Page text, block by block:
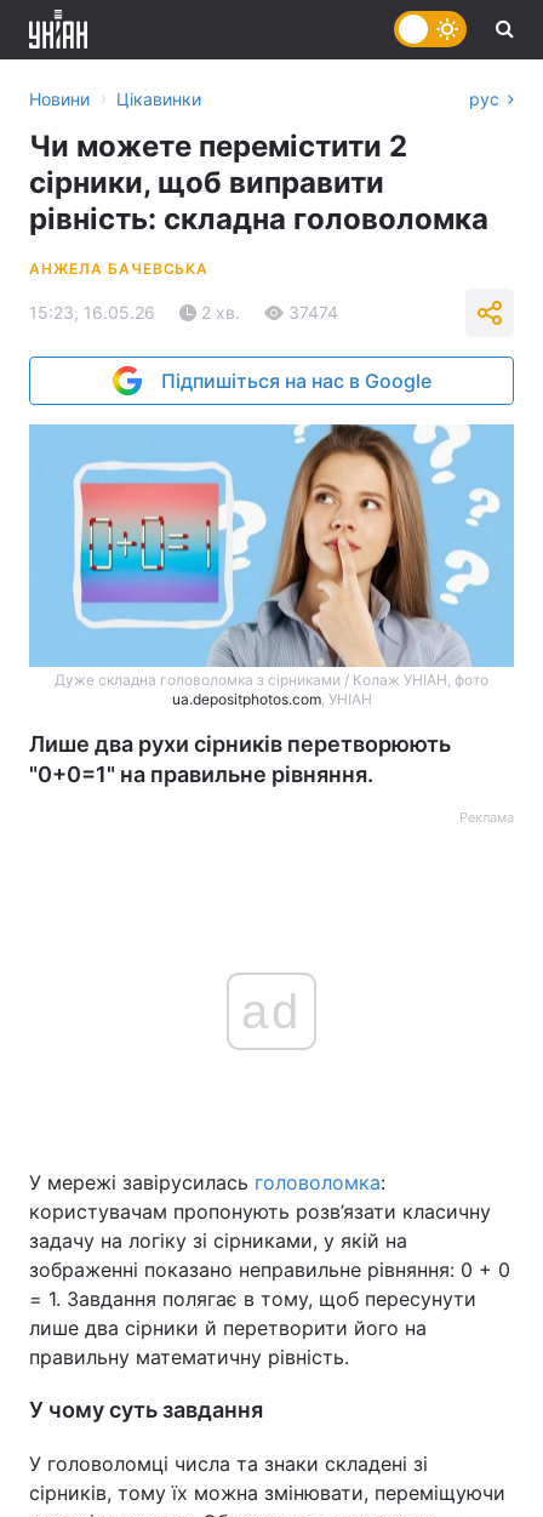
Головна Війна
Україна Політика
Економіка Світ
Спорт Наука
Техно і зв'язок
Зброя Інциденти
Здоров'я
Новини › Цікавинки рус
Чи можете перемістити 2
сірники, щоб виправити
рівність: складна головоломка
АНЖЕЛА БАЧЕВСЬКА
15:23, 16.05.26 2 хв. 37474
Підпишіться на нас в Google
Дуже складна головоломка з сірниками / Колаж УНІАН, фото
ua.depositphotos.com, УНІАН
Лише два рухи сірників перетворюють
"0+0=1" на правильне рівняння.
Реклама
ad
У мережі завірусилась головоломка:
користувачам пропонують розв’язати класичну
задачу на логіку зі сірниками, у якій на
зображенні показано неправильне рівняння: 0 + 0
= 1. Завдання полягає в тому, щоб пересунути
лише два сірники й перетворити його на
правильну математичну рівність.
У чому суть завдання
У головоломці числа та знаки складені зі
сірників, тому їх можна змінювати, переміщуючи